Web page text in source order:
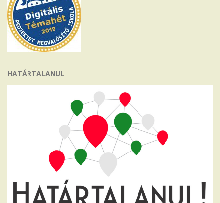
HATÁRTALANUL